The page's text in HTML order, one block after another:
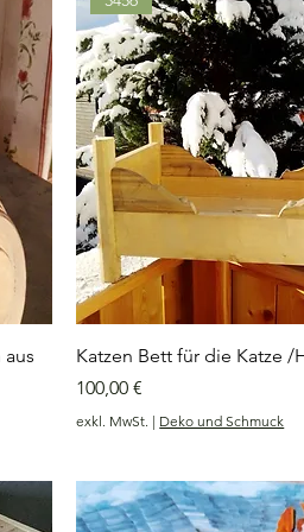
Katzen Bett für die Katze /
Preis
100,00 €
exkl. MwSt. | Deko und Schmuck